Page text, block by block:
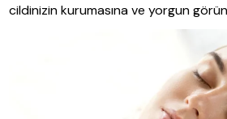
cildinizin kurumasına ve yorgun